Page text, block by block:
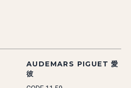
AUDEMARS PIGUET 愛
彼